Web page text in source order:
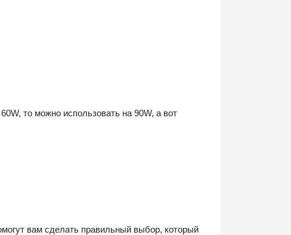
то можно использовать на 90W, а вот
вам сделать правильный выбор, который